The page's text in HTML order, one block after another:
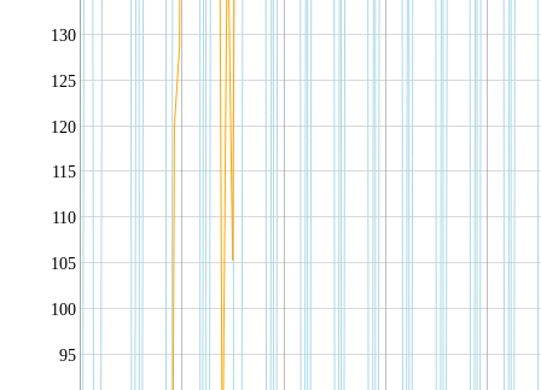
95
100
105
110
115
120
125
130